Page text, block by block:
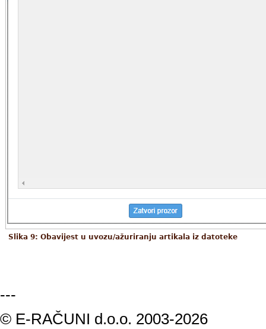
Slika 9: Obavijest u uvozu/ažuriranju artikala iz datoteke
---
© E-RAČUNI d.o.o. 2003-2026